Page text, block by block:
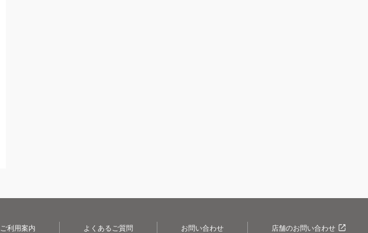
ご利用案内 よくあるご質問 お問い合わせ 店舗のお問い合わせ